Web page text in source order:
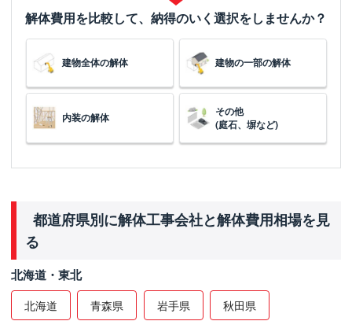
解体費用を比較して、納得のいく選択をしませんか？
建物全体の解体 建物の一部の解体
内装の解体
その他
(庭石、塀など)
都道府県別に解体工事会社と解体費用相場を見
る
北海道・東北
北海道 青森県 岩手県 秋田県